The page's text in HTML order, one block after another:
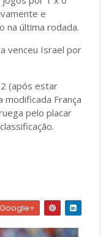
e
na última rodada.
venceu Israel por
(após estar
modificada França
pelo placar
Google+